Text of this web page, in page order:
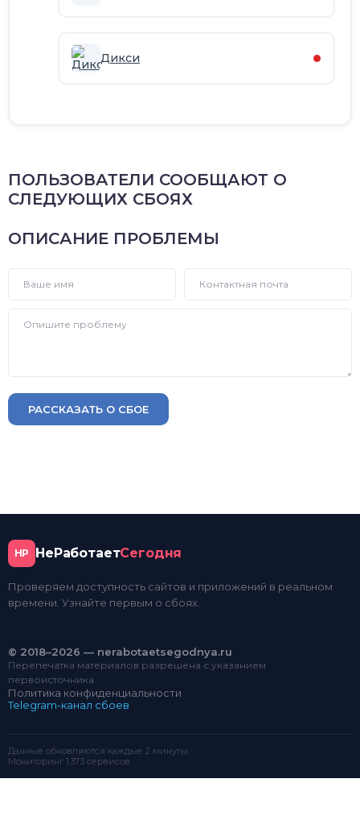
Дикси
ПОЛЬЗОВАТЕЛИ СООБЩАЮТ О
СЛЕДУЮЩИХ СБОЯХ
ОПИСАНИЕ ПРОБЛЕМЫ
РАССКАЗАТЬ О СБОЕ
НР НеРаботаетСегодня
Проверяем доступность сайтов и приложений в реальном
времени. Узнайте первым о сбоях.
© 2018–2026 — nerabotaetsegodnya.ru
Перепечатка материалов разрешена с указанием
первоисточника
Политика конфиденциальности
Telegram-канал сбоев
Данные обновляются каждые 2 минуты
Мониторинг 1 373 сервисов